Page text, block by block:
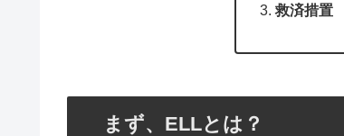
救済措置
まず、ELLとは？